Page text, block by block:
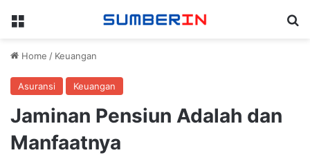
Menu
Home / Keuangan
Asuransi Keuangan
Jaminan Pensiun Adalah dan
Manfaatnya